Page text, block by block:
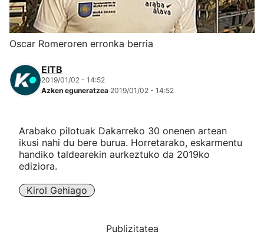
Herri-kirolak
Eskubaloia
Kirolak 360
Mendi-lasterketak
Oscar Romeroren erronka berria
EITB
2019/01/02 - 14:52
Azken eguneratzea 2019/01/02 - 14:52
Arabako pilotuak Dakarreko 30 onenen artean
ikusi nahi du bere burua. Horretarako, eskarmentu
handiko taldearekin aurkeztuko da 2019ko
ediziora.
Kirol Gehiago
Publizitatea